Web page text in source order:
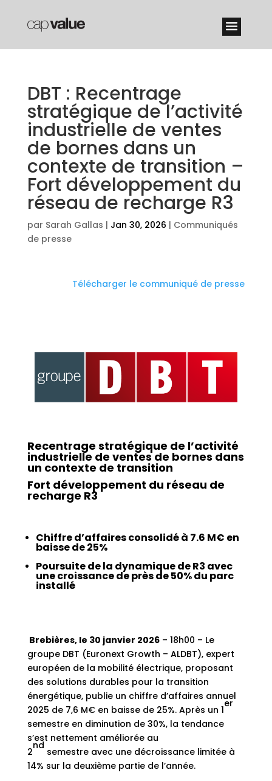
DBT : Recentrage
stratégique de l’activité
industrielle de ventes
de bornes dans un
contexte de transition –
Fort développement du
réseau de recharge R3
par Sarah Gallas | Jan 30, 2026 | Communiqués
de presse
Télécharger le communiqué de presse
Recentrage stratégique de l’activité
industrielle de ventes de bornes dans
un contexte de transition
Fort développement du réseau de
recharge R3
Chiffre d’affaires consolidé à 7.6 M€ en
baisse de 25%
Poursuite de la dynamique de R3 avec
une croissance de près de 50% du parc
installé
Brebières, le 30 janvier 2026– 18h00 – Le
groupe DBT (Euronext Growth – ALDBT), expert
européen de la mobilité électrique, proposant
des solutions durables pour la transition
énergétique, publie un chiffre d’affaires annuel
2025 de 7,6 M€ en baisse de 25%. Après un 1
er
semestre en diminution de 30%, la tendance
s’est nettement améliorée au
2
nd
semestre avec une décroissance limitée à
14% sur la deuxième partie de l’année.